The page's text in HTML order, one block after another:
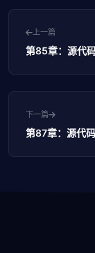
上一篇
第85章：源代
下一篇
第87章：源代